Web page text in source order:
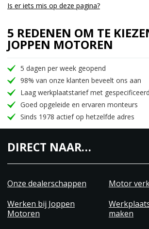
Is er iets mis op deze pagina?
5 REDENEN OM TE
JOPPEN MOTOREN
5 dagen per week geopend
98% van onze klanten beveelt ons aan
Laag werkplaatstarief met
Goed opgeleide en ervaren monteurs
Sinds 1978 actief op hetzelfde adres
DIRECT NAAR…
Onze dealerschappen
Motor
Werken bij Joppen
Motoren
maken